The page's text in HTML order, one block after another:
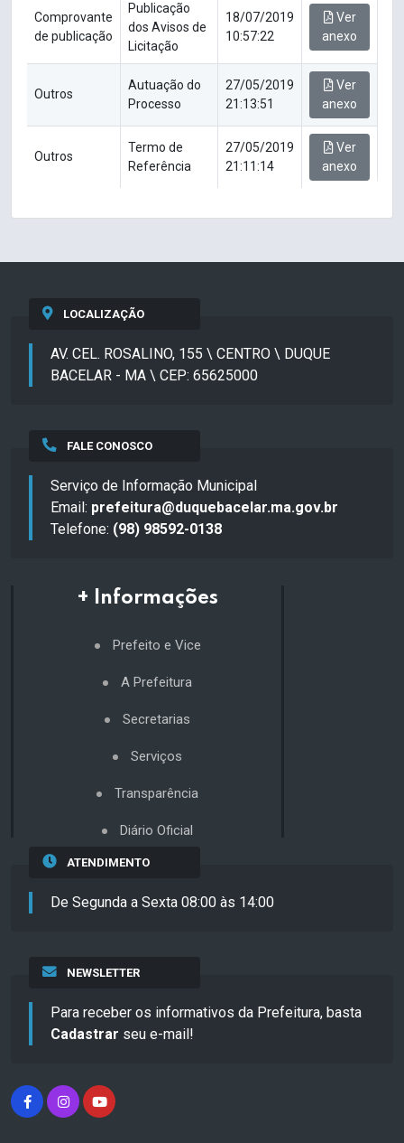
Comprovante
de publicação
Publicação
dos Avisos de
Licitação
18/07/2019
10:57:22
Ver
anexo
Outros
Autuação do
Processo
27/05/2019
21:13:51
Ver
anexo
Outros
Termo de
Referência
27/05/2019
21:11:14
Ver
anexo
LOCALIZAÇÃO
AV. CEL. ROSALINO, 155 \ CENTRO \ DUQUE
BACELAR - MA \ CEP: 65625000
FALE CONOSCO
Serviço de Informação Municipal
Email: prefeitura@duquebacelar.ma.gov.br
Telefone: (98) 98592-0138
+ Informações
Prefeito e Vice
A Prefeitura
Secretarias
Serviços
Transparência
Diário Oficial
ATENDIMENTO
De Segunda a Sexta 08:00 às 14:00
NEWSLETTER
Para receber os informativos da Prefeitura, basta
Cadastrar seu e-mail!